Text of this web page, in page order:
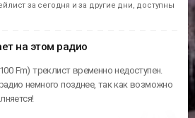
за сегодня и за другие дни, доступны
на этом радио
Fm) треклист временно недоступен.
немного позднее, так как возможно